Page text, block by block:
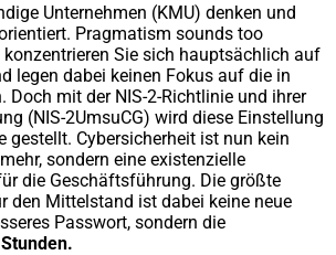
Unternehmen (KMU) denken und
Pragmatism sounds too
konzentrieren Sie sich hauptsächlich auf
legen dabei keinen Fokus auf die in
Doch mit der NIS-2-Richtlinie und ihrer
(NIS-2UmsuCG) wird diese Einstellung
gestellt. Cybersicherheit ist nun kein
sondern eine existenzielle
die Geschäftsführung. Die größte
den Mittelstand ist dabei keine neue
Passwort, sondern die